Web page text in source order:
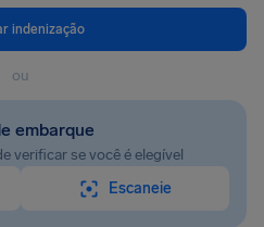
indenização
ou
embarque
verificar se você é elegível
Escaneie